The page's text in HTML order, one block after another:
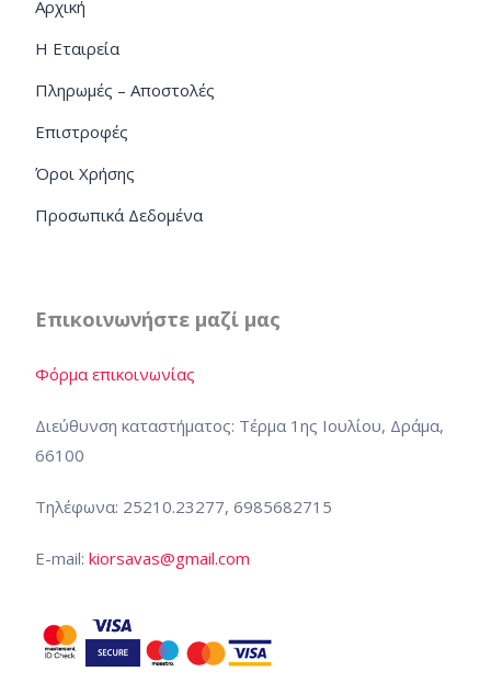
Αρχική
Η Εταιρεία
Πληρωμές – Αποστολές
Επιστροφές
Όροι Χρήσης
Προσωπικά Δεδομένα
Επικοινωνήστε μαζί μας
Φόρμα επικοινωνίας
Διεύθυνση καταστήματος: Τέρμα 1ης Ιουλίου, Δράμα,
66100
Τηλέφωνα: 25210.23277, 6985682715
E-mail: kiorsavas@gmail.com